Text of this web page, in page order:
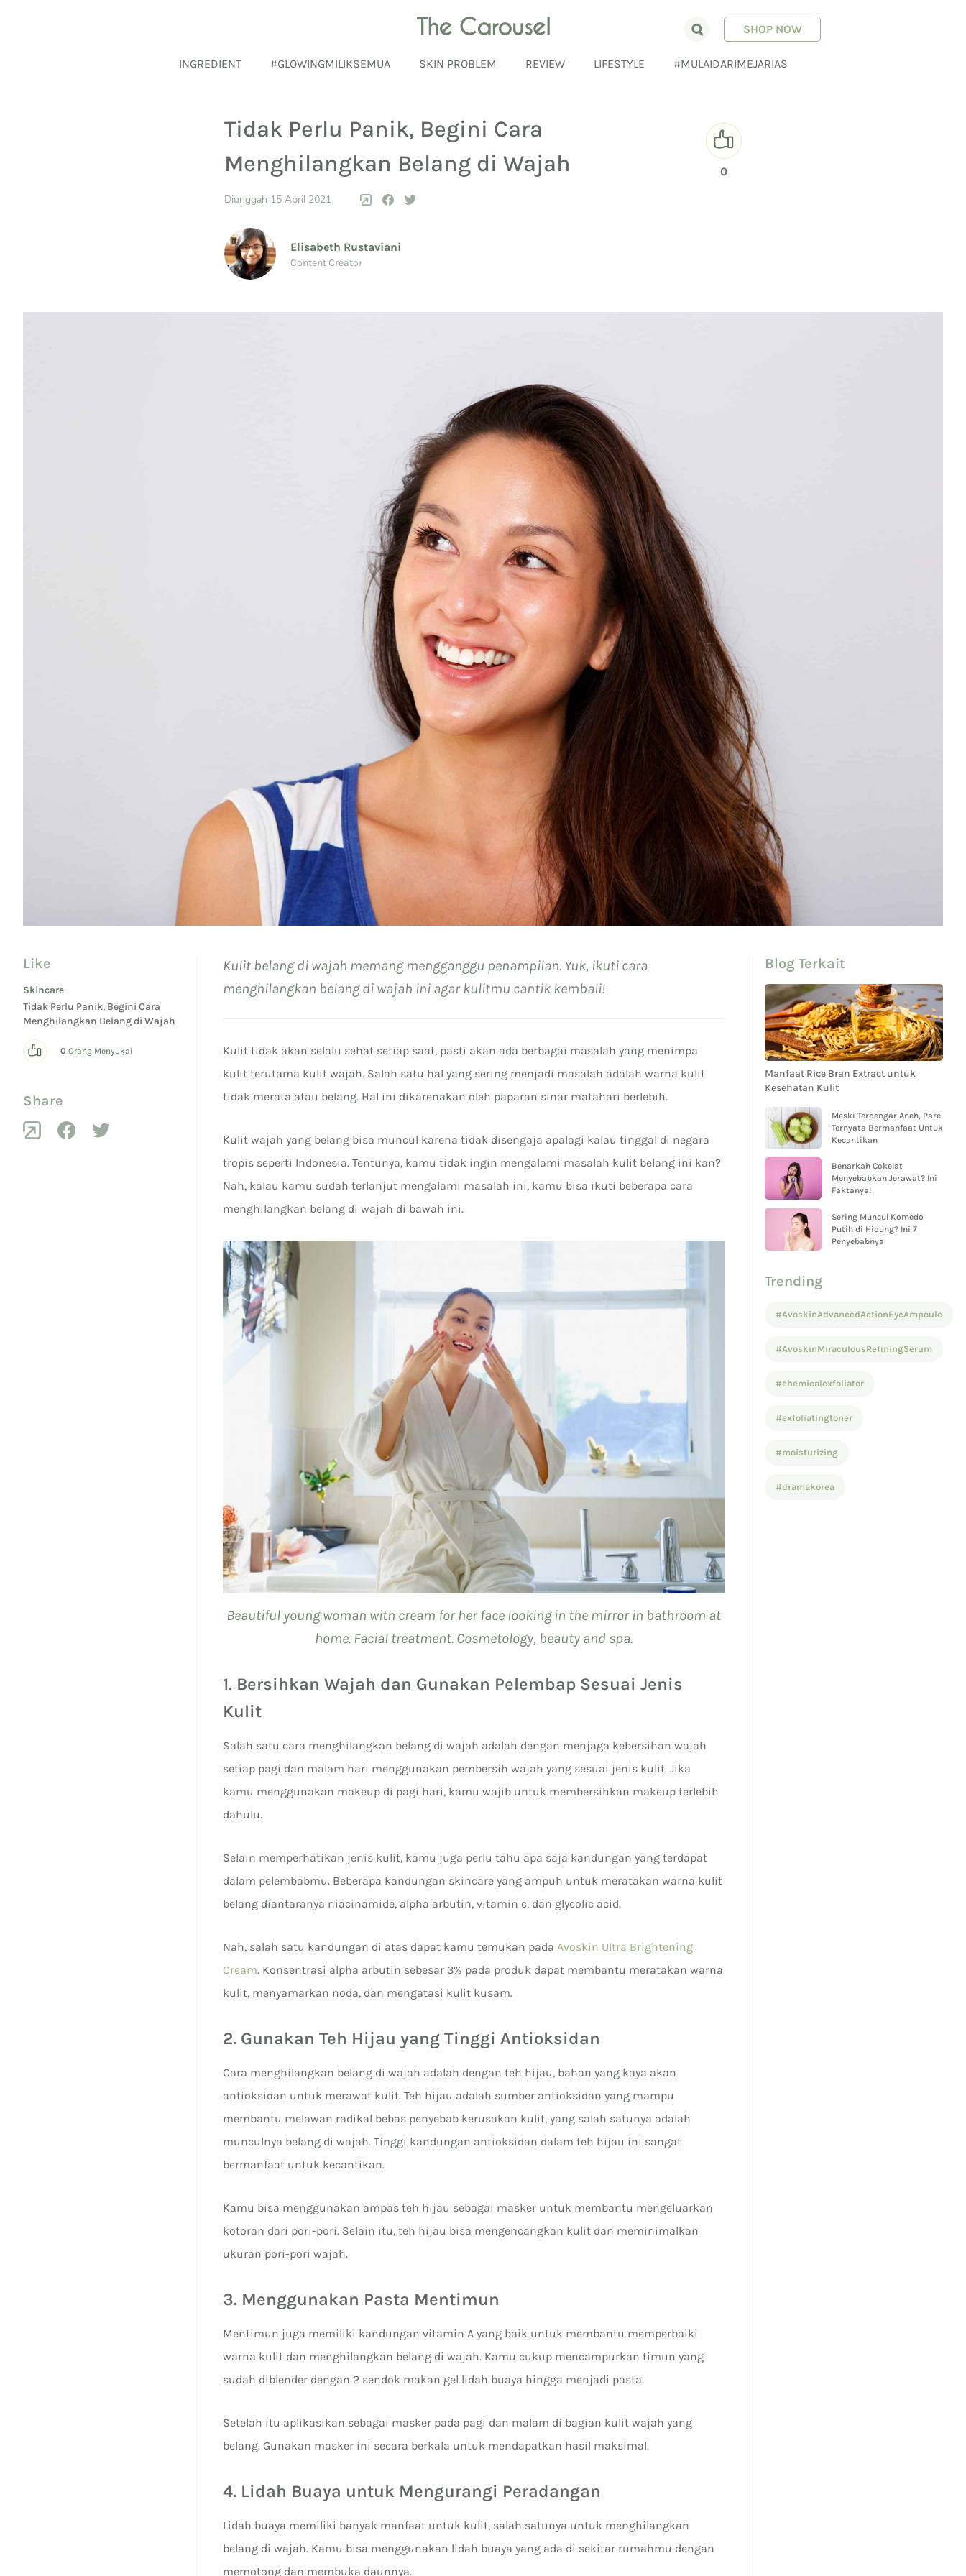
INGREDIENT #GLOWINGMILIKSEMUA SKIN PROBLEM REVIEW LIFESTYLE #MULAIDARIMEJARIAS
SHOP NOW
Tidak Perlu Panik, Begini Cara
Menghilangkan Belang di Wajah
0
Diunggah 15 April 2021
Elisabeth Rustaviani
Content Creator
Like
Skincare
Tidak Perlu Panik, Begini Cara
Menghilangkan Belang di Wajah
0 Orang Menyukai
Share
Kulit belang di wajah memang mengganggu penampilan. Yuk, ikuti cara
menghilangkan belang di wajah ini agar kulitmu cantik kembali!
Kulit tidak akan selalu sehat setiap saat, pasti akan ada berbagai masalah yang menimpa
kulit terutama kulit wajah. Salah satu hal yang sering menjadi masalah adalah warna kulit
tidak merata atau belang. Hal ini dikarenakan oleh paparan sinar matahari berlebih.
Kulit wajah yang belang bisa muncul karena tidak disengaja apalagi kalau tinggal di negara
tropis seperti Indonesia. Tentunya, kamu tidak ingin mengalami masalah kulit belang ini kan?
Nah, kalau kamu sudah terlanjut mengalami masalah ini, kamu bisa ikuti beberapa cara
menghilangkan belang di wajah di bawah ini.
Beautiful young woman with cream for her face looking in the mirror in bathroom at
home. Facial treatment. Cosmetology, beauty and spa.
1. Bersihkan Wajah dan Gunakan Pelembap Sesuai Jenis
Kulit
Salah satu cara menghilangkan belang di wajah adalah dengan menjaga kebersihan wajah
setiap pagi dan malam hari menggunakan pembersih wajah yang sesuai jenis kulit. Jika
kamu menggunakan makeup di pagi hari, kamu wajib untuk membersihkan makeup terlebih
dahulu.
Selain memperhatikan jenis kulit, kamu juga perlu tahu apa saja kandungan yang terdapat
dalam pelembabmu. Beberapa kandungan skincare yang ampuh untuk meratakan warna kulit
belang diantaranya niacinamide, alpha arbutin, vitamin c, dan glycolic acid.
Nah, salah satu kandungan di atas dapat kamu temukan padaAvoskin Ultra Brightening
Cream. Konsentrasi alpha arbutin sebesar 3% pada produk dapat membantu meratakan warna
kulit, menyamarkan noda, dan mengatasi kulit kusam.
2. Gunakan Teh Hijau yang Tinggi Antioksidan
Cara menghilangkan belang di wajah adalah dengan teh hijau, bahan yang kaya akan
antioksidan untuk merawat kulit. Teh hijau adalah sumber antioksidan yang mampu
membantu melawan radikal bebas penyebab kerusakan kulit, yang salah satunya adalah
munculnya belang di wajah. Tinggi kandungan antioksidan dalam teh hijau ini sangat
bermanfaat untuk kecantikan.
Kamu bisa menggunakan ampas teh hijau sebagai masker untuk membantu mengeluarkan
kotoran dari pori-pori. Selain itu, teh hijau bisa mengencangkan kulit dan meminimalkan
ukuran pori-pori wajah.
3. Menggunakan Pasta Mentimun
Mentimun juga memiliki kandungan vitamin A yang baik untuk membantu memperbaiki
warna kulit dan menghilangkan belang di wajah. Kamu cukup mencampurkan timun yang
sudah diblender dengan 2 sendok makan gel lidah buaya hingga menjadi pasta.
Setelah itu aplikasikan sebagai masker pada pagi dan malam di bagian kulit wajah yang
belang. Gunakan masker ini secara berkala untuk mendapatkan hasil maksimal.
4. Lidah Buaya untuk Mengurangi Peradangan
Lidah buaya memiliki banyak manfaat untuk kulit, salah satunya untuk menghilangkan
belang di wajah. Kamu bisa menggunakan lidah buaya yang ada di sekitar rumahmu dengan
memotong dan membuka daunnya.
Blog Terkait
Manfaat Rice Bran Extract untuk
Kesehatan Kulit
Meski Terdengar Aneh, Pare
Ternyata Bermanfaat Untuk
Kecantikan
Benarkah Cokelat
Menyebabkan Jerawat? Ini
Faktanya!
Sering Muncul Komedo
Putih di Hidung? Ini 7
Penyebabnya
Trending
#AvoskinAdvancedActionEyeAmpoule
#AvoskinMiraculousRefiningSerum
#chemicalexfoliator
#exfoliatingtoner
#moisturizing
#dramakorea